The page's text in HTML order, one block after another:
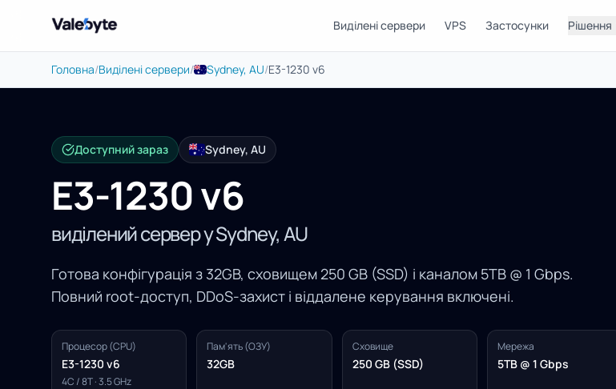
Valebyte Виділені сервери VPS Застосунки Рішення
Головна/Виділені сервери/ Sydney, AU/E3-1230 v6
Доступний зараз Sydney, AU
E3-1230 v6
виділений сервер у Sydney, AU
Готова конфігурація з 32GB, сховищем 250 GB (SSD) і каналом 5TB @ 1 Gbps.
Повний root-доступ, DDoS-захист і віддалене керування включені.
Процесор (CPU)
E3-1230 v6
4C / 8T · 3.5 GHz
Пам'ять (ОЗУ)
32GB
Сховище
250 GB (SSD)
Мережа
5TB @ 1 Gbps